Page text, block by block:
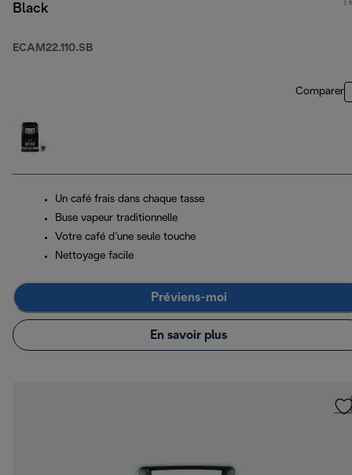
Black
ECAM22.110.SB
(
Comparer
Un café frais dans chaque tasse
Buse vapeur traditionnelle
Votre café d’une seule touche
Nettoyage facile
Préviens-moi
En savoir plus